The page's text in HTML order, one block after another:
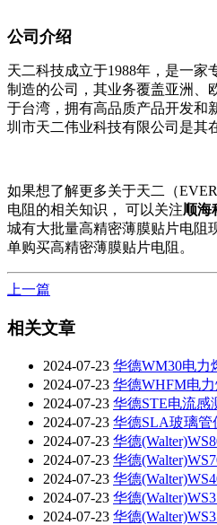
公司介绍
天二科技成立于1988年，是一家
制造的公司，其业务覆盖亚洲、
于台湾，拥有高品质产品开发和
圳市天二伟业科技有限公司是其
如果想了解更多关于天二（
电阻的相关知识，
可以关注顺海
城有大批量高精密薄膜贴片电阻
单购买高精密薄膜贴片电阻。
上一篇
相关文章
2024-07-23 华德WM30电力
2024-07-23 华德WHFM电
2024-07-23 华德STE电流感
2024-07-23 华德SLA玻璃管
2024-07-23 华德
2024-07-23 华德
2024-07-23 华德
2024-07-23 华德
2024-07-23 华德